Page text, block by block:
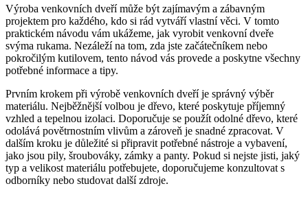
Výroba venkovních dveří může být zajímavým a zábavným
projektem pro každého, kdo si rád vytváří vlastní věci. V tomto
praktickém návodu vám ukážeme, jak vyrobit venkovní dveře
svýma rukama. Nezáleží na tom, zda jste začátečníkem nebo
pokročilým kutilovem, tento návod vás provede a poskytne všechny
potřebné informace a tipy.
Prvním krokem při výrobě venkovních dveří je správný výběr
materiálu. Nejběžnější volbou je dřevo, které poskytuje příjemný
vzhled a tepelnou izolaci. Doporučuje se použít odolné dřevo, které
odolává povětrnostním vlivům a zároveň je snadné zpracovat. V
dalším kroku je důležité si připravit potřebné nástroje a vybavení,
jako jsou pily, šroubováky, zámky a panty. Pokud si nejste jisti, jaký
typ a velikost materiálu potřebujete, doporučujeme konzultovat s
odborníky nebo studovat další zdroje.